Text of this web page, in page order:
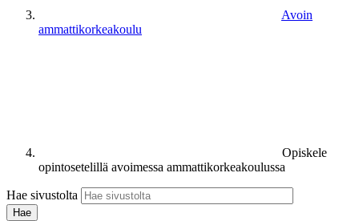
Avoin
ammattikorkeakoulu
Opiskele
opintosetelillä avoimessa ammattikorkeakoulussa
Hae sivustolta